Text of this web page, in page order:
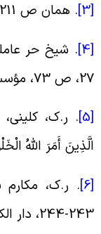
. همان ص 211.
. شیخ حر
آل البیت (ع)، قم، 1409 ق .
أَمَرَ اللَّهُ
الکتب الإسلامیة، تهران، 1374 ش.